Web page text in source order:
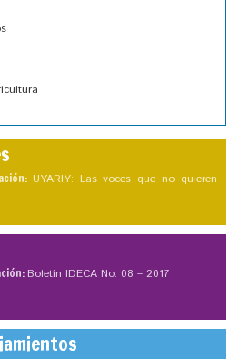
UYARIY: Las voces que no quieren
Boletín IDECA No. 08 – 2017